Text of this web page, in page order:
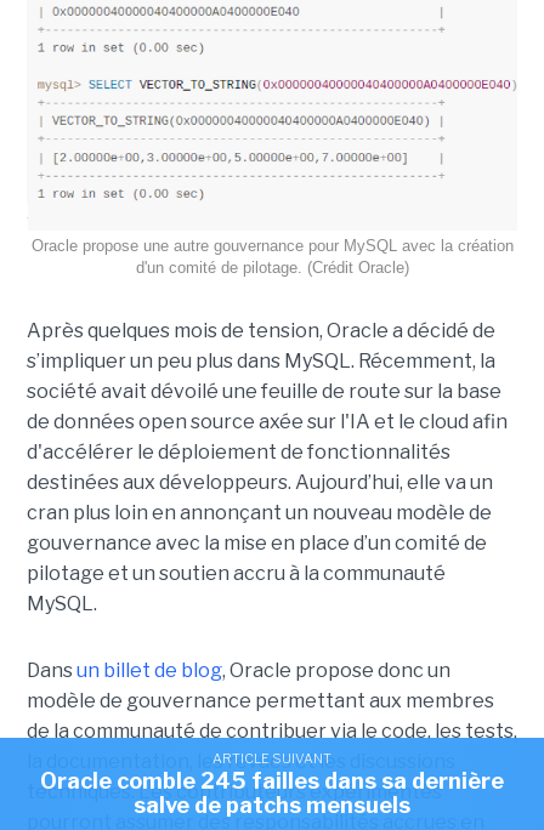
Oracle propose une autre gouvernance pour MySQL avec la création
d'un comité de pilotage. (Crédit Oracle)
Après quelques mois de tension, Oracle a décidé de
s’impliquer un peu plus dans MySQL. Récemment, la
société avait dévoilé une feuille de route sur la base
de données open source axée sur l'IA et le cloud afin
d'accélérer le déploiement de fonctionnalités
destinées aux développeurs. Aujourd’hui, elle va un
cran plus loin en annonçant un nouveau modèle de
gouvernance avec la mise en place d’un comité de
pilotage et un soutien accru à la communauté
MySQL.
Dansun billet de blog, Oracle propose donc un
modèle de gouvernance permettant aux membres
de la communauté de contribuer via le code, les tests,
la documentation, les revues et les discussions
techniques. Les contributeurs expérimentés
pourront assumer des responsabilités accrues en
ARTICLE SUIVANT
Oracle comble 245 failles dans sa dernière
salve de patchs mensuels